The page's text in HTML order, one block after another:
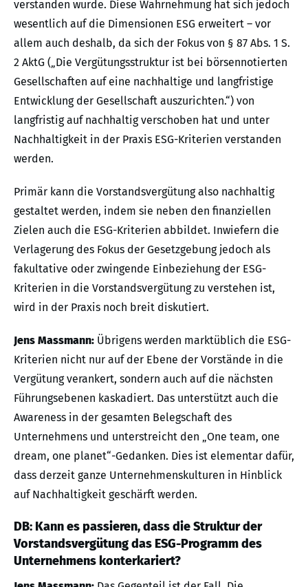
verstanden wurde. Diese Wahrnehmung hat sich jedoch
wesentlich auf die Dimensionen ESG erweitert – vor
allem auch deshalb, da sich der Fokus von § 87 Abs. 1 S.
2 AktG („Die Vergütungsstruktur ist bei börsennotierten
Gesellschaften auf eine nachhaltige und langfristige
Entwicklung der Gesellschaft auszurichten.“) von
langfristig auf nachhaltig verschoben hat und unter
Nachhaltigkeit in der Praxis ESG-Kriterien verstanden
werden.
Primär kann die Vorstandsvergütung also nachhaltig
gestaltet werden, indem sie neben den finanziellen
Zielen auch die ESG-Kriterien abbildet. Inwiefern die
Verlagerung des Fokus der Gesetzgebung jedoch als
fakultative oder zwingende Einbeziehung der ESG-
Kriterien in die Vorstandsvergütung zu verstehen ist,
wird in der Praxis noch breit diskutiert.
Jens Massmann: Übrigens werden marktüblich die ESG-
Kriterien nicht nur auf der Ebene der Vorstände in die
Vergütung verankert, sondern auch auf die nächsten
Führungsebenen kaskadiert. Das unterstützt auch die
Awareness in der gesamten Belegschaft des
Unternehmens und unterstreicht den „One team, one
dream, one planet“-Gedanken. Dies ist elementar dafür,
dass derzeit ganze Unternehmenskulturen in Hinblick
auf Nachhaltigkeit geschärft werden.
DB: Kann es passieren, dass die Struktur der
Vorstandsvergütung das ESG-Programm des
Unternehmens konterkariert?